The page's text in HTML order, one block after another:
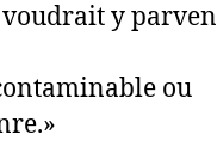
voudrait y
ou